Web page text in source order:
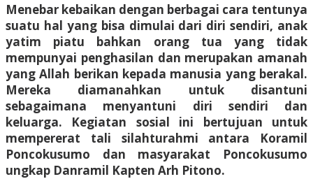
Menebar kebaikan dengan berbagai cara tentunya
suatu hal yang bisa dimulai dari diri sendiri, anak
yatim piatu bahkan orang tua yang tidak
mempunyai penghasilan dan merupakan amanah
yang Allah berikan kepada manusia yang berakal.
Mereka diamanahkan untuk disantuni
sebagaimana menyantuni diri sendiri dan
keluarga. Kegiatan sosial ini bertujuan untuk
mempererat tali silahturahmi antara Koramil
Poncokusumo dan masyarakat Poncokusumo
ungkap Danramil Kapten Arh Pitono.